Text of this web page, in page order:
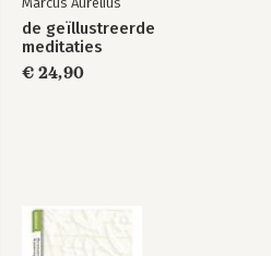
de geïllustreerde
meditaties
€ 24,90